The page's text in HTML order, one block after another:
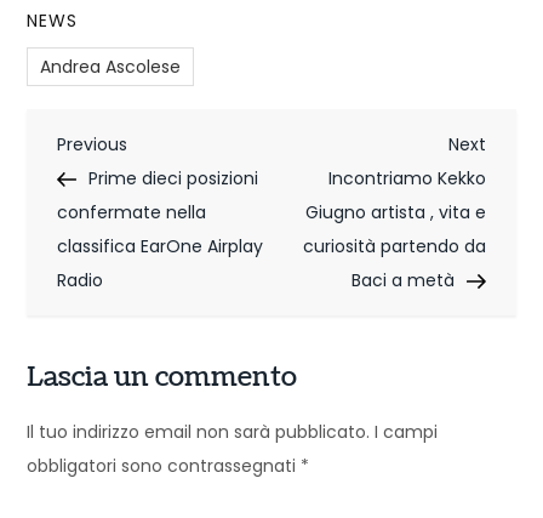
NEWS
Andrea Ascolese
N
a
v
i
a
z
i
Previous
Post
Previous
Prime dieci posizioni
confermate nella
classifica EarOne Airplay
Radio
Next
Post
Next
Incontriamo Kekko
Giugno artista , vita e
curiosità partendo da
Baci a metà
Lascia un commento
Il tuo indirizzo email non sarà pubblicato. I campi
obbligatori sono contrassegnati *